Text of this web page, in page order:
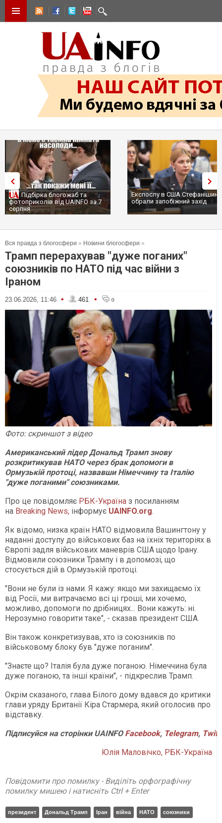
Підбірка блогожаб та
фотоприколів від UAINFO за 7
серпня
Експослу в США
обрали запобіжний захід
Вся правда з блогосфери » Новини блогосфери »
Трамп перерахував "дуже поганих"
союзників по НАТО під час війни з
Іраном
23.06.2026, 11:46 • 461 • 0
Фото: скриншот з відео
Американський лідер Дональд Трамп знову
розкритикував НАТО через брак допомоги в
Ормузькій протоці, назвавши Німеччину та Італію
"дуже поганими" союзниками.
Про це повідомляє РБК-Україна з посиланням
на Breaking News, інформує UAINFO.org.
Як відомо, низка країн НАТО відмовила Вашингтону у
наданні доступу до військових баз на їхніх територіях в
Європі задля військових маневрів США щодо Ірану.
Відмовили союзники Трампу і в допомозі, що
стосується дій в Ормузькій протоці.
"Вони не були із нами. Я кажу: якщо ми захищаємо їх
від Росії, ми витрачаємо всі ці гроші, ми хочемо,
можливо, допомоги по дрібницях... Вони кажуть: ні.
Нерозумно говорити таке", - сказав президент США.
Він також конкретизував, хто із союзників по
військовому блоку був "дуже поганим".
"Знаєте що? Італія була дуже поганою. Німеччина була
дуже поганою, та інші країни", - підкреслив Трамп.
Окрім сказаного, глава Білого дому вдався до критики
глави уряду Британії Кіра Стармера, який оголосив про
відставку.
ПідписуйсянасторінкиUAINFO Facebook, Telegram,
Юлія Маловічко, РБК-Україна
Повідомити про помилку - Виділіть орфографічну
помилку мишею і натисніть Ctrl + Enter
президент Дональд Трамп Іран війна НАТО союзники